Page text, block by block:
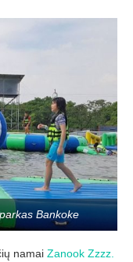
Bankoke
namai Zanook Zzzz.